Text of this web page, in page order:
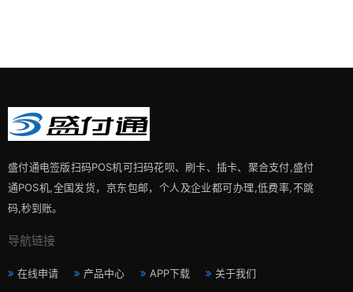
盛付通电签版扫码POS机可扫码花呗、刷卡、插卡、聚合支付,盛付
通POS机,全国发货，京东包邮，个人及企业都可办理,低费率,不跳
码,秒到账。
导航链接
在线申请 产品中心 APP下载 关于我们